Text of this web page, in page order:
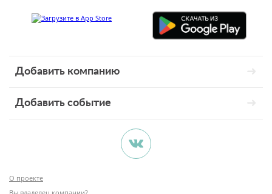
Добавить компанию
Добавить событие
О проекте